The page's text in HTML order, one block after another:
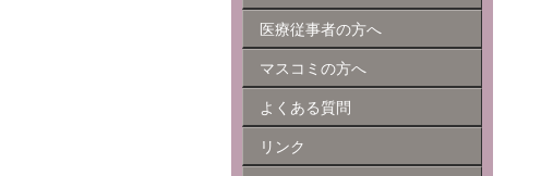
医療従事者の方へ
マスコミの方へ
よくある質問
リンク